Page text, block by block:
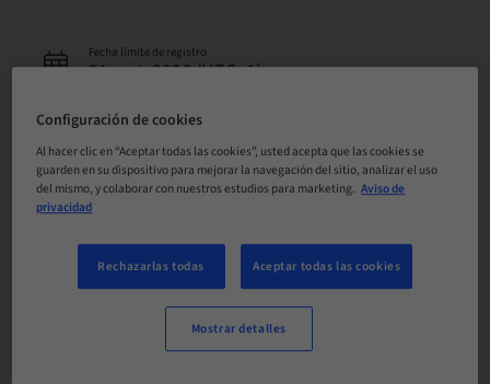
Fecha límite de registro
21. oct. 2026 (UTC+1)
Idioma
Inglés
0.00 Puntos
Configuración de cookies
Al hacer clic en “Aceptar todas las cookies”, usted acepta que las cookies se
guarden en su dispositivo para mejorar la navegación del sitio, analizar el uso
del mismo, y colaborar con nuestros estudios para marketing. Aviso de
privacidad
Rechazarlas todas Aceptar todas las cookies
Mostrar detalles